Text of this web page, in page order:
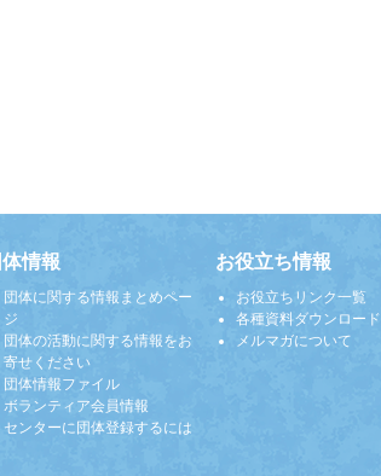
体情報
団体に関する情報まとめペー
ジ
団体の活動に関する情報をお
寄せください
団体情報ファイル
ボランティア会員情報
センターに団体登録するには
お役立ち情報
お役立ちリンク一覧
各種資料ダウンロード
メルマガについて